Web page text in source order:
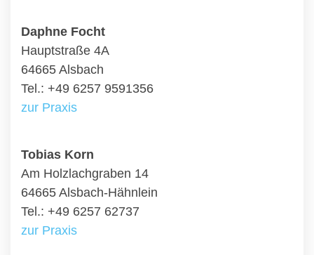
Daphne Focht
Hauptstraße 4A
64665 Alsbach
Tel.: +49 6257 9591356
zur Praxis
Tobias Korn
Am Holzlachgraben 14
64665 Alsbach-Hähnlein
Tel.: +49 6257 62737
zur Praxis